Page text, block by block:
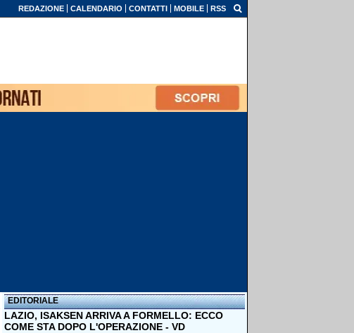
REDAZIONE CALENDARIO CONTATTI MOBILE RSS
EDITORIALE
LAZIO, ISAKSEN ARRIVA A FORMELLO: ECCO
COME STA DOPO L'OPERAZIONE - VD